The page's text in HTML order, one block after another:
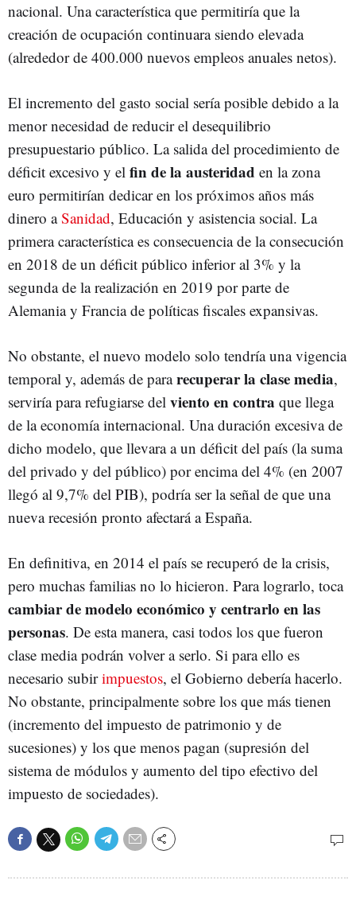
nacional. Una característica que permitiría que la
creación de ocupación continuara siendo elevada
(alrededor de 400.000 nuevos empleos anuales netos).
El incremento del gasto social sería posible debido a la
menor necesidad de reducir el desequilibrio
presupuestario público. La salida del procedimiento de
déficit excesivo y el fin de la austeridad en la zona
euro permitirían dedicar en los próximos años más
dinero aSanidad, Educación y asistencia social. La
primera característica es consecuencia de la consecución
en 2018 de un déficit público inferior al 3% y la
segunda de la realización en 2019 por parte de
Alemania y Francia de políticas fiscales expansivas.
No obstante, el nuevo modelo solo tendría una vigencia
temporal y, además de pararecuperar la clase media,
serviría para refugiarse del viento en contra que llega
de la economía internacional. Una duración excesiva de
dicho modelo, que llevara a un déficit del país (la suma
del privado y del público) por encima del 4% (en 2007
llegó al 9,7% del PIB), podría ser la señal de que una
nueva recesión pronto afectará a España.
En definitiva, en 2014 el país se recuperó de la crisis,
pero muchas familias no lo hicieron. Para lograrlo, toca
cambiar de modelo económico y centrarlo en las
personas. De esta manera, casi todos los que fueron
clase media podrán volver a serlo. Si para ello es
necesario subirimpuestos, el Gobierno debería hacerlo.
No obstante, principalmente sobre los que más tienen
(incremento del impuesto de patrimonio y de
sucesiones) y los que menos pagan (supresión del
sistema de módulos y aumento del tipo efectivo del
impuesto de sociedades).